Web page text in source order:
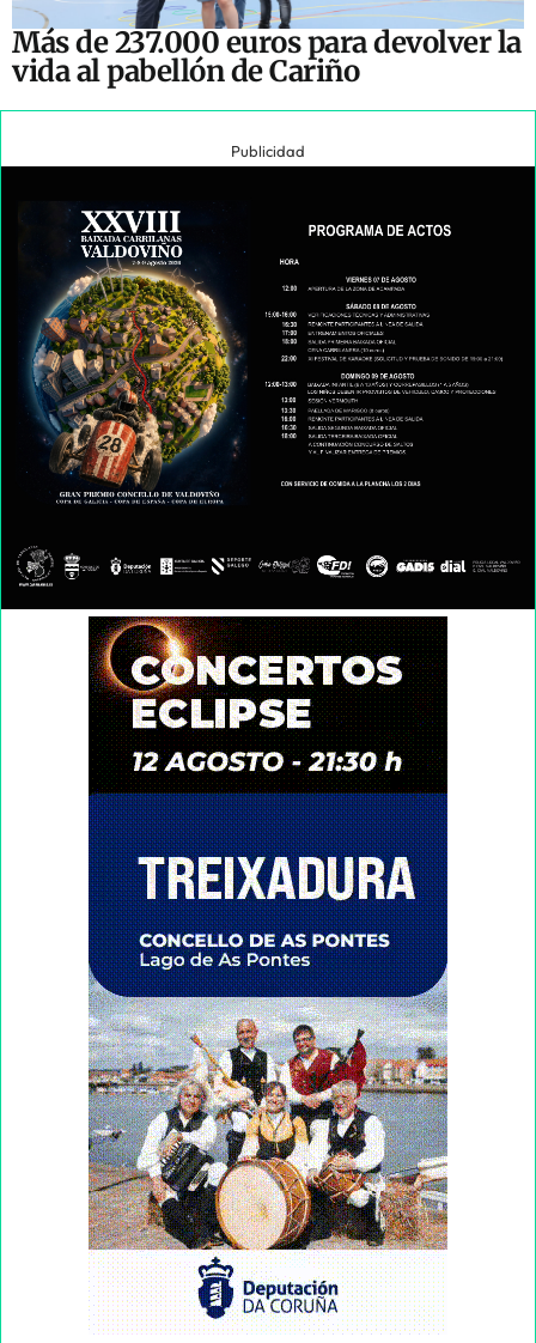
Más de 237.000 euros para devolver la
vida al pabellón de Cariño
Publicidad